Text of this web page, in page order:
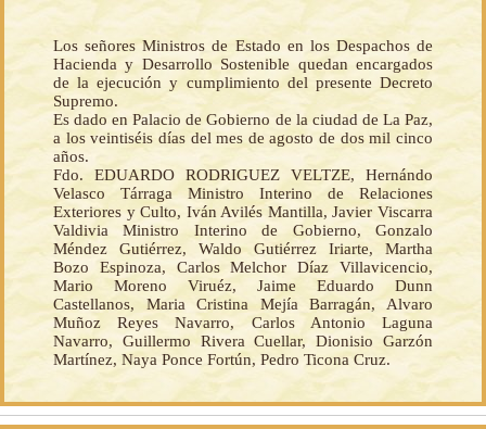
Los señores Ministros de Estado en los Despachos de
Hacienda y Desarrollo Sostenible quedan encargados
de la ejecución y cumplimiento del presente Decreto
Supremo.
Es dado en Palacio de Gobierno de la ciudad de La Paz,
a los veintiséis días del mes de agosto de dos mil cinco
años.
Fdo. EDUARDO RODRIGUEZ VELTZE, Hernándo
Velasco Tárraga Ministro Interino de Relaciones
Exteriores y Culto, Iván Avilés Mantilla, Javier Viscarra
Valdivia Ministro Interino de Gobierno, Gonzalo
Méndez Gutiérrez, Waldo Gutiérrez Iriarte, Martha
Bozo Espinoza, Carlos Melchor Díaz Villavicencio,
Mario Moreno Viruéz, Jaime Eduardo Dunn
Castellanos, Maria Cristina Mejía Barragán, Alvaro
Muñoz Reyes Navarro, Carlos Antonio Laguna
Navarro, Guillermo Rivera Cuellar, Dionisio Garzón
Martínez, Naya Ponce Fortún, Pedro Ticona Cruz.